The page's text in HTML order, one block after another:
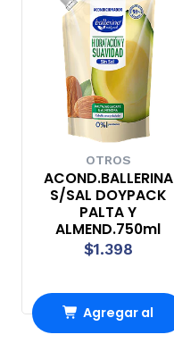
OTROS
ACOND.BALLERINA
S/SAL DOYPACK
PALTA Y
ALMEND.750ml
$1.398
Agregar al